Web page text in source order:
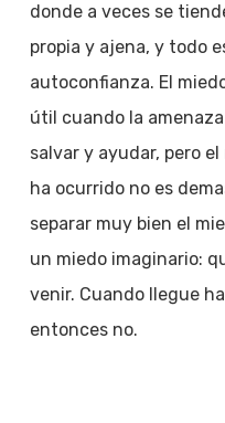
donde a veces se
propia y ajena, y todo
autoconfianza. El
útil cuando la
salvar y ayudar, pero
ha ocurrido no es
separar muy bien el
un miedo imaginario:
venir. Cuando llegue
entonces no.